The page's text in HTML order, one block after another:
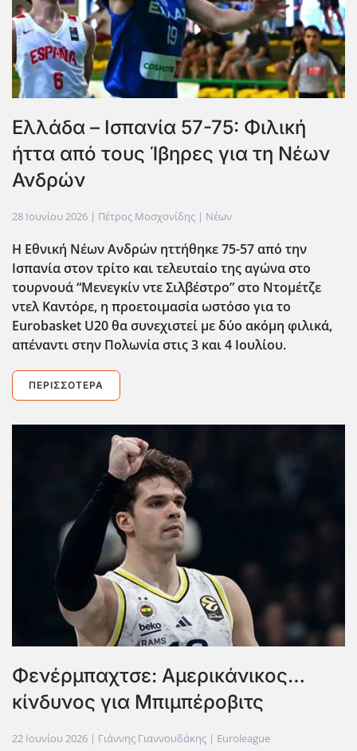
Ελλάδα – Ισπανία 57-75: Φιλική
ήττα από τους Ίβηρες για τη Νέων
Ανδρών
28 Ιουνίου 2026 | Πέτρος Μοσχονίδης | Νέων
Η Εθνική Νέων Ανδρών ηττήθηκε 75-57 από την
Ισπανία στον τρίτο και τελευταίο της αγώνα στο
τουρνουά “Μενεγκίν ντε Σιλβέστρο” στο Ντομέτζε
ντελ Καντόρε, η προετοιμασία ωστόσο για το
Eurobasket U20 θα συνεχιστεί με δύο ακόμη φιλικά,
απέναντι στην Πολωνία στις 3 και 4 Ιουλίου.
ΠΕΡΙΣΣΌΤΕΡΑ
Φενέρμπαχτσε: Αμερικάνικος…
κίνδυνος για Μπιμπέροβιτς
22 Ιουνίου 2026 | Γιάννης Γιαννουδάκης | Euroleague